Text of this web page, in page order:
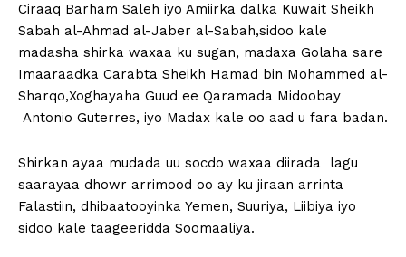
Ciraaq Barham Saleh iyo Amiirka dalka Kuwait Sheikh
Sabah al-Ahmad al-Jaber al-Sabah,sidoo kale
madasha shirka waxaa ku sugan, madaxa Golaha sare
Imaaraadka Carabta Sheikh Hamad bin Mohammed al-
Sharqo,Xoghayaha Guud ee Qaramada Midoobay
Antonio Guterres, iyo Madax kale oo aad u fara badan.
Shirkan ayaa mudada uu socdo waxaa diirada lagu
saarayaa dhowr arrimood oo ay ku jiraan arrinta
Falastiin, dhibaatooyinka Yemen, Suuriya, Liibiya iyo
sidoo kale taageeridda Soomaaliya.